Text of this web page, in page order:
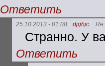
Ответить
25.10.2013 - 01:08 djghjc
Странно. У
Ответить